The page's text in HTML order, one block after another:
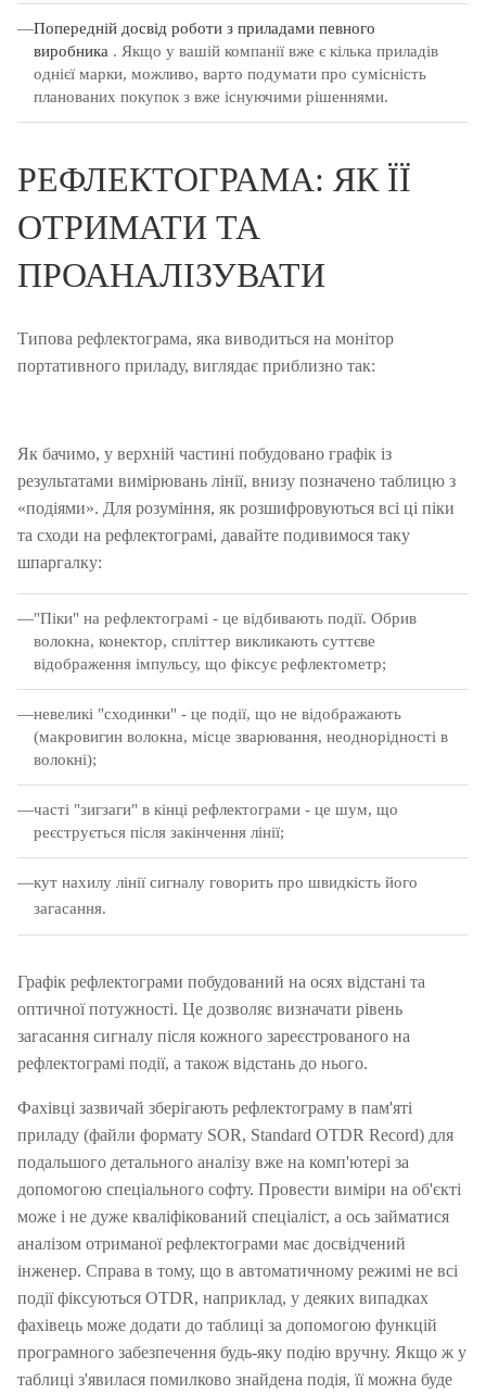
Попередній досвід роботи з приладами певного
виробника . Якщо у вашій компанії вже є кілька приладів
однієї марки, можливо, варто подумати про сумісність
планованих покупок з вже існуючими рішеннями.
РЕФЛЕКТОГРАМА: ЯК ЇЇ
ОТРИМАТИ ТА
ПРОАНАЛІЗУВАТИ
Типова рефлектограма, яка виводиться на монітор
портативного приладу, виглядає приблизно так:
Як бачимо, у верхній частині побудовано графік із
результатами вимірювань лінії, внизу позначено таблицю з
«подіями». Для розуміння, як розшифровуються всі ці піки
та сходи на рефлектограмі, давайте подивимося таку
шпаргалку:
"Піки" на рефлектограмі - це відбивають події. Обрив
волокна, конектор, спліттер викликають суттєве
відображення імпульсу, що фіксує рефлектометр;
невеликі "сходинки" - це події, що не відображають
(макровигин волокна, місце зварювання, неоднорідності в
волокні);
часті "зигзаги" в кінці рефлектограми - це шум, що
реєструється після закінчення лінії;
кут нахилу лінії сигналу говорить про швидкість його
загасання.
Графік рефлектограми побудований на осях відстані та
оптичної потужності. Це дозволяє визначати рівень
загасання сигналу після кожного зареєстрованого на
рефлектограмі події, а також відстань до нього.
Фахівці зазвичай зберігають рефлектограму в пам'яті
приладу (файли формату SOR, Standard OTDR Record) для
подальшого детального аналізу вже на комп'ютері за
допомогою спеціального софту. Провести виміри на об'єкті
може і не дуже кваліфікований спеціаліст, а ось займатися
аналізом отриманої рефлектограми має досвідчений
інженер. Справа в тому, що в автоматичному режимі не всі
події фіксуються OTDR, наприклад, у деяких випадках
фахівець може додати до таблиці за допомогою функцій
програмного забезпечення будь-яку подію вручну. Якщо ж у
таблиці з'явилася помилково знайдена подія, її можна буде